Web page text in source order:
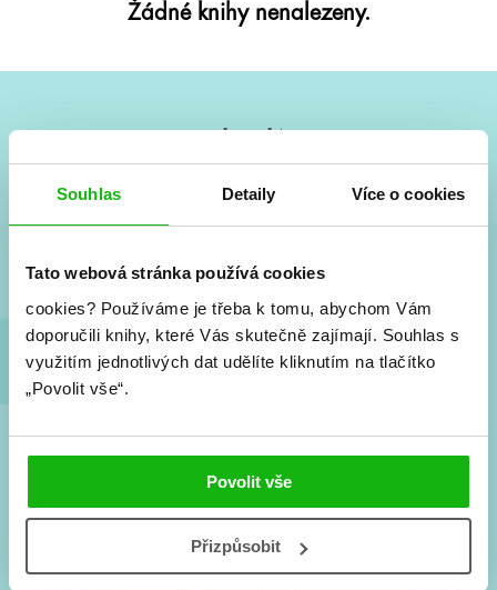
Souhlas Detaily Více o cookies
Tato webová stránka používá cookies
cookies? Používáme je třeba k tomu, abychom Vám
doporučili knihy, které Vás skutečně zajímají. Souhlas s
využitím jednotlivých dat udělíte kliknutím na tlačítko
„Povolit vše“.
Povolit vše
Přizpůsobit
Žádné knihy nenalezeny.
Vše kolem #youngadult každý měsíc rovnou do mailu!
a seriálové adaptace a další.
Souhlasím spodmínkami zpracování osobních údajů
Tvá e-mailová adresa je u nás v bezpečí. Přečti si